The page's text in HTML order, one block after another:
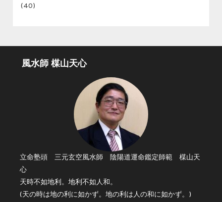
(40)
風水師 楳山天心
立命塾頭 三元玄空風水師 陰陽道運命鑑定師範 楳山天
心
天時不如地利。地利不如人和。
(天の時は地の利に如かず。地の利は人の和に如かず。)